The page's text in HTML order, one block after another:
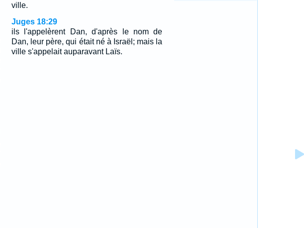
ville.
Juges 18:29
ils l'appelèrent Dan, d'après le nom de
Dan, leur père, qui était né à Israël; mais la
ville s'appelait auparavant Laïs.